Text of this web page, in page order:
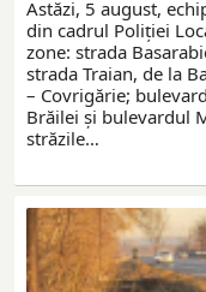
Astăzi, 5 august,
din cadrul Poliției
zone: strada
strada Traian, de la
– Covrigărie;
Brăilei și bulevardul
străzile…